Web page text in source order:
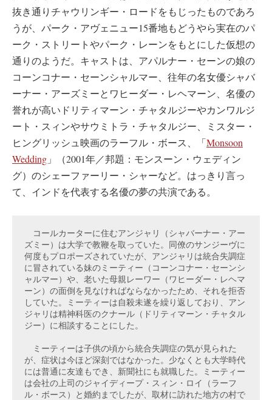
抜き通りチャウリンギー・ロードをもじったものであろ
うが、パーク・アヴェニュー15番地もどうやら実在のパ
ーク・ストリートやパーク・レーンをもとにした仮想の
通りのようだ。キャストは、アパルナー・セーンの娘の
コーンコナー・セーンシャルマー、往年の名女優シャバ
ーナー・アーズミーとワヒーダー・レヘマーン、名優の
誉れが高いドリティマーン・チャタルジーやカンワルジ
ート・スィンやサウミトラ・チャタルジー、ミスター・
ヒングリッシュ映画のラーフル・ボース、「Monsoon
Wedding 」（2001年／邦題：モンスーン・ウェディン
グ）のシェーファーリー・シャーなど。はっきり言っ
て、インドを代表する名優の夢の共演である。
コールカーターに住むアンジャリ（シャバーナー・アー
ズミー）は大学で教鞭を取っていた。同僚のサンジーヴに
何度もプロポーズされていたが、アンジャリは統合失調症
に冒されている妹のミーティー（コーンコナー・セーンシ
ャルマー）や、老いた母親レーワー（ワヒーダー・レヘマ
ーン）の面倒を見なければならなかったため、それを拒否
していた。ミーティーは自殺未遂を繰り返しており、アン
ジャリは精神科医のクナール（ドリティマーン・チャタル
ジー）に相談することにした。
ミーティーは子供の頃から統合失調症の気が見られた
が、症状は今ほど深刻ではなかった。少なくとも大学時代
には普通に友達もでき、新聞社にも就職した。ミーティー
は会社の上司のジャイディープ・スィン・ロイ（ラーフ
ル・ボース）と婚約までしたが、取材に訪れた地方の村で